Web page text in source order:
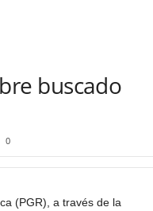
buscado
0
(PGR), a través de la